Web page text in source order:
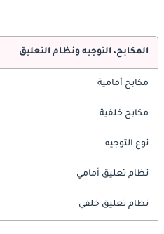
المكابح، التوجيه ونظام التعليق
مكابح أمامية
مكابح خلفية
نوع التوجيه
نظام تعليق أمامي
نظام تعليق خلفي